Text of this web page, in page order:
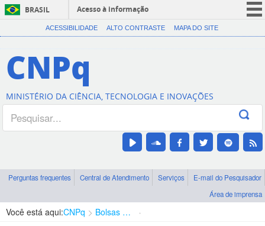
BRASIL
Acesso à informação
CORONAVÍRUS (COVID-19)
Canais
ACESSIBILIDADE ALTO CONTRASTE MAPA DO SITE
CNPq
MINISTÉRIO DA CIÊNCIA, TECNOLOGIA E INOVAÇÕES
Perguntas frequentes Central de Atendimento Serviços
E-mail do Pesquisador
Área de imprensa
Você está aqui:CNPq Bolsas e Auxílios Vigentes